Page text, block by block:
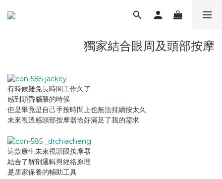
獨家結合眼周及頭部按摩
有時候難免長時間工作久了
感到頭昏腦脹的時候
但是畢竟是自己手按時間上也無法持續按太久
未來視溫感頭部按摩器恰好滿足了我的需求
這款康生未來視頭眼按摩器
結合了解剖邏輯與經絡原理
是居家保養的輔助工具